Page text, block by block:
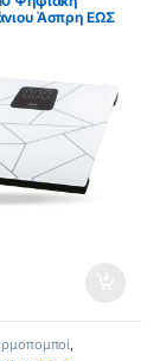
Άσπρη ΕΩΣ
,